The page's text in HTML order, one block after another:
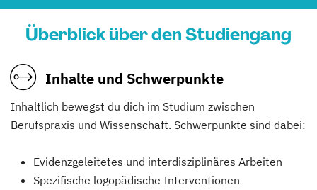
Überblick über den Studiengang
Inhalte und Schwerpunkte
Inhaltlich bewegst du dich im Studium zwischen
Berufspraxis und Wissenschaft. Schwerpunkte sind dabei:
Evidenzgeleitetes und interdisziplinäres Arbeiten
Spezifische logopädische Interventionen